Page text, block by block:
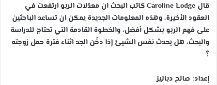
قال Caroline Lodge كاتب البحث ان معدّلات الربو ارتفعت في
العقود الأخيرة، وهذه المعلومات الجديدة يمكن ان تساعد الباحثين
على فهم الربو بشكل أفضل، والخطوة القادمة التي تحتاج للدراسة
والبحث، هل يحدث نفس الشيئ إذا دخّن الجد اثناء فترة حمل زوجته
؟
إعداد: صالح دباليز